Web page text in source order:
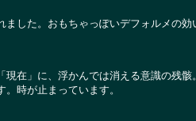
ました。おもちゃっぽいデフォルメの
現在」に、浮かんでは消える意識の残
時が止まっています。